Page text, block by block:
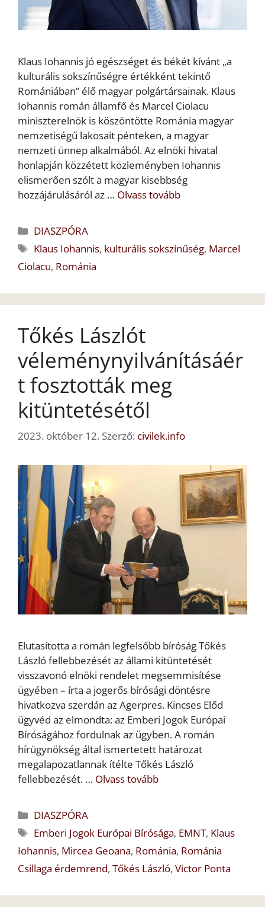
Klaus Iohannis jó egészséget és békét kívánt „a
kulturális sokszínűségre értékként tekintő
Romániában” élő magyar polgártársainak. Klaus
Iohannis román államfő és Marcel Ciolacu
miniszterelnök is köszöntötte Románia magyar
nemzetiségű lakosait pénteken, a magyar
nemzeti ünnep alkalmából. Az elnöki hivatal
honlapján közzétett közleményben Iohannis
elismerően szólt a magyar kisebbség
hozzájárulásáról az … Olvass tovább
Kategória
DIASZPÓRA
Címkék
Klaus Iohannis, kulturális sokszínűség, Marcel
Ciolacu, Románia
Tőkés Lászlót
véleménynyilvánításáér
t fosztották meg
kitüntetésétől
2023. október 12. Szerző: civilek.info
Elutasította a román legfelsőbb bíróság Tőkés
László fellebbezését az állami kitüntetését
visszavonó elnöki rendelet megsemmisítése
ügyében – írta a jogerős bírósági döntésre
hivatkozva szerdán az Agerpres. Kincses Előd
ügyvéd az elmondta: az Emberi Jogok Európai
Bíróságához fordulnak az ügyben. A román
hírügynökség által ismertetett határozat
megalapozatlannak ítélte Tőkés László
fellebbezését. … Olvass tovább
Kategória
DIASZPÓRA
Címkék
Emberi Jogok Európai Bírósága, EMNT, Klaus
Iohannis, Mircea Geoana, Románia, Románia
Csillaga érdemrend, Tőkés László, Victor Ponta